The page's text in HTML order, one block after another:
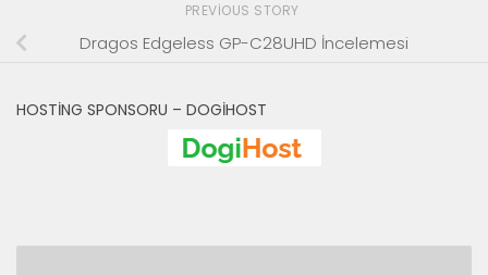
PREVIOUS STORY
Dragos Edgeless GP-C28UHD İncelemesi
HOSTING SPONSORU – DOGIHOST